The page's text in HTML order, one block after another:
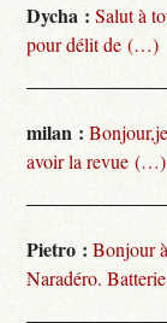
Dycha : Salut à
pour délit de (…)
milan :
avoir la revue (…)
Pietro : Bonjour
Naradéro.